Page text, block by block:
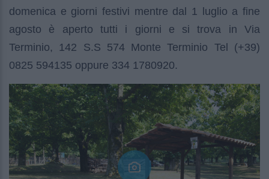
domenica e giorni festivi mentre dal 1 luglio a fine
agosto è aperto tutti i giorni e si trova in Via
Terminio, 142 S.S 574 Monte Terminio Tel (+39)
0825 594135 oppure 334 1780920.